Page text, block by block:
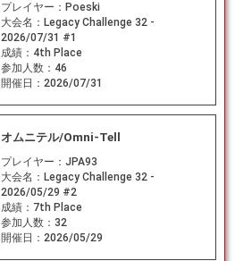
プレイヤー： Poeski
大会名： Legacy Challenge 32 -
2026/07/31 #1
成績： 4th Place
参加人数： 46
開催日： 2026/07/31
オムニテル/Omni-Tell
プレイヤー： JPA93
大会名： Legacy Challenge 32 -
2026/05/29 #2
成績： 7th Place
参加人数： 32
開催日： 2026/05/29